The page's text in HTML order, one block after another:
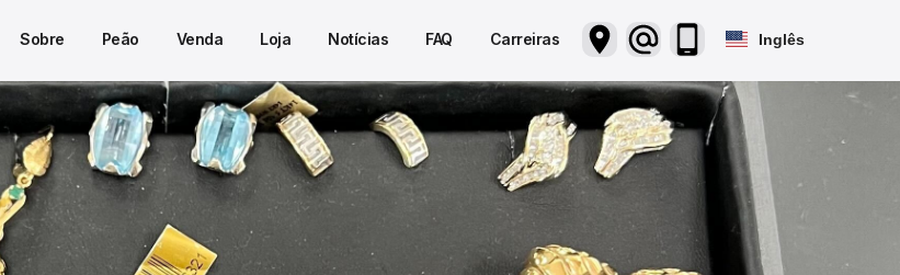
Sobre Peão Venda Loja Notícias FAQ Carreiras Inglês